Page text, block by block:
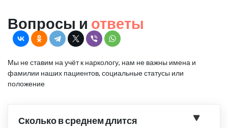
Вопросы и ответы
Мы не ставим на учёт к наркологу, нам не важны имена и
фамилии наших пациентов, социальные статусы или
положение
Сколько в среднем длится